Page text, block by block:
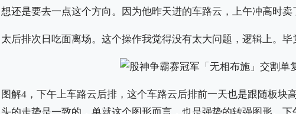
想还是要去一点这个方向。因为他昨天进的车路云，上午冲高时卖
太后排次日吃面离场。这个操作我觉得没有太大问题，逻辑上。毕
图解4，下午上车路云后排，这个车路云后排前一天也是跟随板块